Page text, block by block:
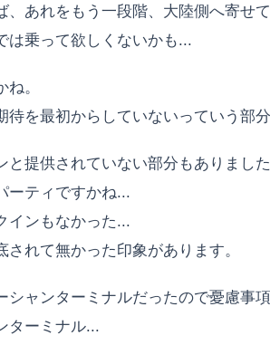
、あれをもう一段階、大陸側へ寄
は乗って欲しくないかも...
。
待を最初からしていないっていう部
提供されていない部分もありました
ーティですかね...
インもなかった...
れて無かった印象があります。
ャンターミナルだったので憂慮事項
ターミナル...